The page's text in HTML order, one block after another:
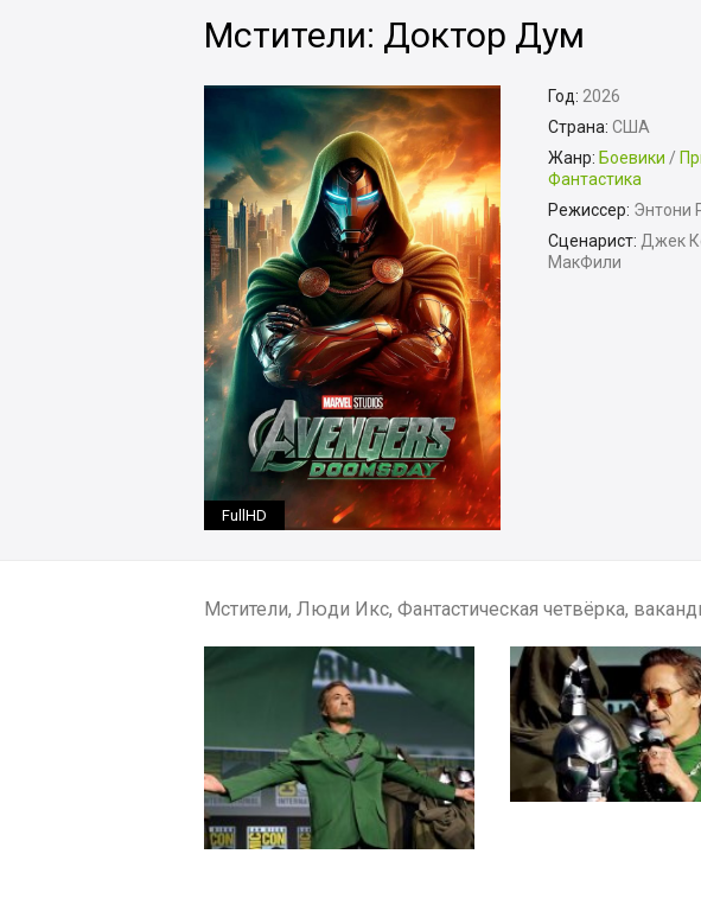
Мстители: Доктор Дум
FullHD
Год: 2026
Страна: США
Жанр: Боевики /
Фантастика
Режиссер: Энтони
Сценарист: Джек
МакФили
Мстители, Люди Икс, Фантастическая четвёрка,